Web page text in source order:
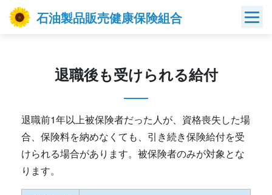
Skip
石油製品販売健康保険組合
退職後も受けられる給付
退職前1年以上被保険者だった人が、資格喪失した場
合、保険料を納めなくても、引き続き保険給付を受
けられる場合があります。被保険者のみが対象とな
ります。